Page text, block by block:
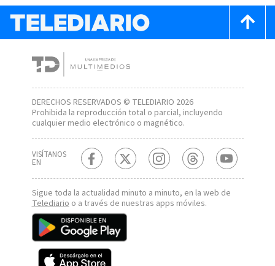
DERECHOS RESERVADOS © TELEDIARIO 2026
Prohibida la reproducción total o parcial, incluyendo
cualquier medio electrónico o magnético.
VISÍTANOS
EN
Sigue toda la actualidad minuto a minuto, en la web de
Telediarioo a través de nuestras apps móviles.